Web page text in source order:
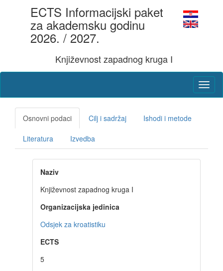
ECTS Informacijski paket
za akademsku godinu
2026. / 2027.
Književnost zapadnog kruga I
Osnovni podaci Cilj i sadržaj Ishodi i metode
Literatura Izvedba
Naziv
Književnost zapadnog kruga I
Organizacijska jedinica
Odsjek za kroatistiku
ECTS
5